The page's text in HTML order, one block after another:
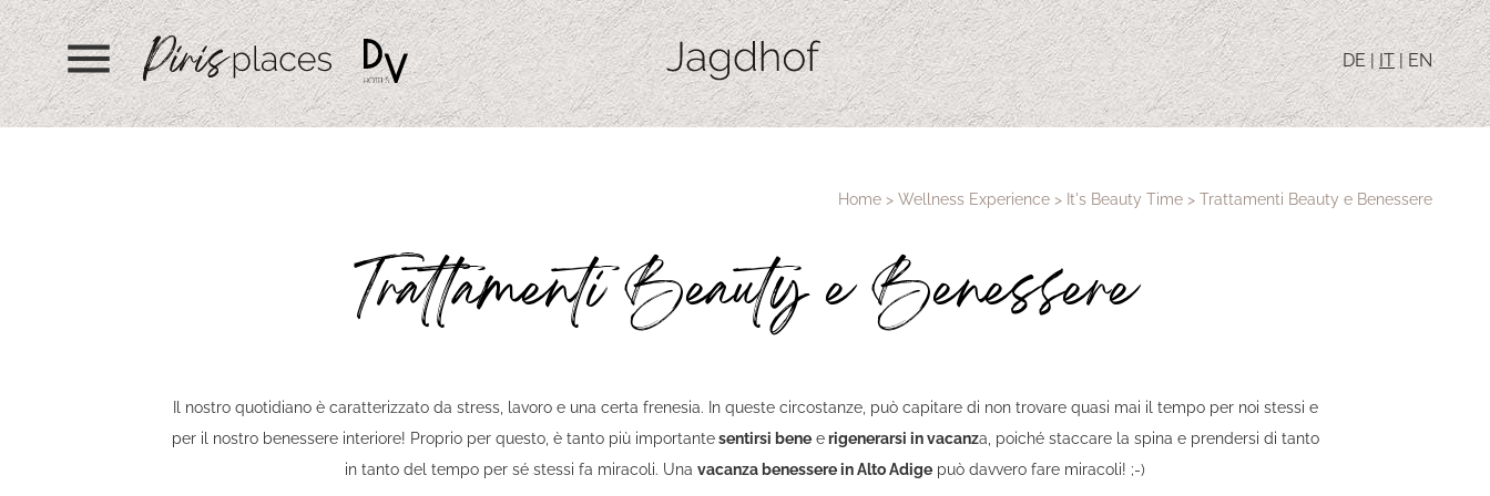
menu DE|IT| EN
Home > Wellness Experience > It's Beauty Time > Trattamenti Beauty e Benessere
Trattamenti Beauty e Benessere
Il nostro quotidiano è caratterizzato da stress, lavoro e una certa frenesia. In queste circostanze, può capitare di non trovare quasi mai il tempo per noi stessi e
per il nostro benessere interiore! Proprio per questo, è tanto più importantesentirsi beneerigenerarsi in vacanza, poiché staccare la spina e prendersi di tanto
in tanto del tempo per sé stessi fa miracoli. Una vacanza benessere in Alto Adige può davvero fare miracoli! ;-)